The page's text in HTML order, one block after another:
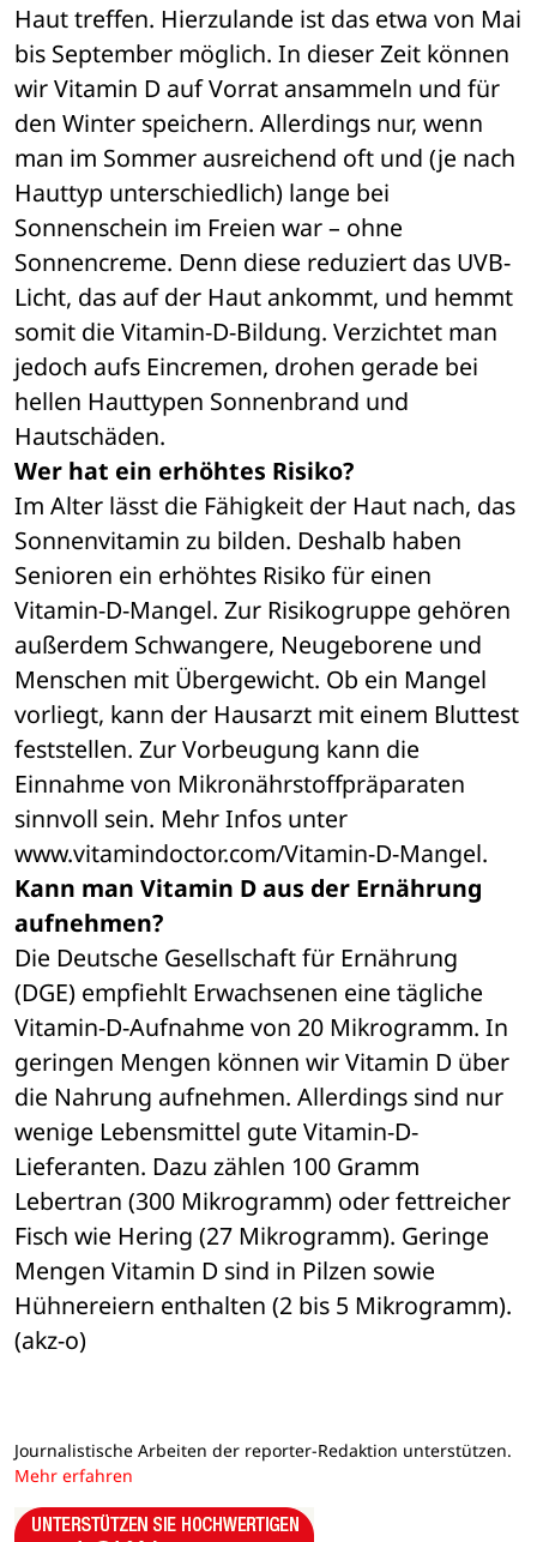
Haut treffen. Hierzulande ist das etwa von Mai
bis September möglich. In dieser Zeit können
wir Vitamin D auf Vorrat ansammeln und für
den Winter speichern. Allerdings nur, wenn
man im Sommer ausreichend oft und (je nach
Hauttyp unterschiedlich) lange bei
Sonnenschein im Freien war – ohne
Sonnencreme. Denn diese reduziert das UVB-
Licht, das auf der Haut ankommt, und hemmt
somit die Vitamin-D-Bildung. Verzichtet man
jedoch aufs Eincremen, drohen gerade bei
hellen Hauttypen Sonnenbrand und
Hautschäden.
Wer hat ein erhöhtes Risiko?
Im Alter lässt die Fähigkeit der Haut nach, das
Sonnenvitamin zu bilden. Deshalb haben
Senioren ein erhöhtes Risiko für einen
Vitamin-D-Mangel. Zur Risikogruppe gehören
außerdem Schwangere, Neugeborene und
Menschen mit Übergewicht. Ob ein Mangel
vorliegt, kann der Hausarzt mit einem Bluttest
feststellen. Zur Vorbeugung kann die
Einnahme von Mikronährstoffpräparaten
sinnvoll sein. Mehr Infos unter
www.vitamindoctor.com/Vitamin-D-Mangel.
Kann man Vitamin D aus der Ernährung
aufnehmen?
Die Deutsche Gesellschaft für Ernährung
(DGE) empfiehlt Erwachsenen eine tägliche
Vitamin-D-Aufnahme von 20 Mikrogramm. In
geringen Mengen können wir Vitamin D über
die Nahrung aufnehmen. Allerdings sind nur
wenige Lebensmittel gute Vitamin-D-
Lieferanten. Dazu zählen 100 Gramm
Lebertran (300 Mikrogramm) oder fettreicher
Fisch wie Hering (27 Mikrogramm). Geringe
Mengen Vitamin D sind in Pilzen sowie
Hühnereiern enthalten (2 bis 5 Mikrogramm).
(akz-o)
Journalistische Arbeiten der reporter-Redaktion unterstützen.
Mehr erfahren